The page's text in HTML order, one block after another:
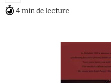
4 min de lecture